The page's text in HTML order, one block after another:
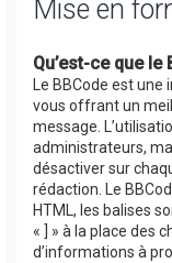
Mise en
Qu’est-ce que le
Le BBCode est
vous offrant un
message.
administrateurs,
désactiver sur
rédaction. Le
HTML, les balises
« ] » à la place des
d’informations à